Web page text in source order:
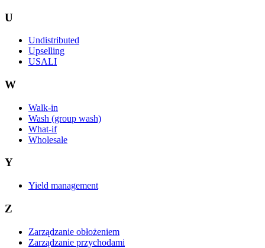
U
Undistributed
Upselling
USALI
W
Walk-in
Wash (group wash)
What-if
Wholesale
Y
Yield management
Z
Zarządzanie obłożeniem
Zarządzanie przychodami